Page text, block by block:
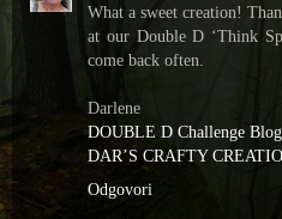
What a sweet creation!
at our Double D ‘Think
come back often.
Darlene
DOUBLE D Challenge Blog
DAR’S CRAFTY
Odgovori